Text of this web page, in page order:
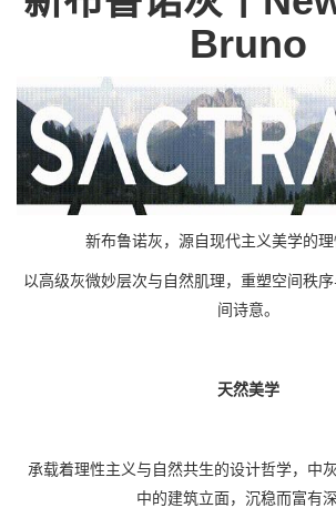
Bruno
新布鲁诺灰，源自现代主义美学的理
以高级灰微妙层次与自然肌理，重塑空间秩
间诗意。
天然美学
承载着理性主义与自然共生的设计哲学，中
中的建筑立面，沉稳而富有深